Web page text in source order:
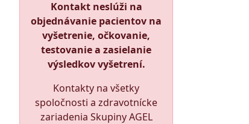
Kontakt neslúži na
objednávanie pacientov na
vyšetrenie, očkovanie,
testovanie a zasielanie
výsledkov vyšetrení.
Kontakty na všetky
spoločnosti a zdravotnícke
zariadenia Skupiny AGEL